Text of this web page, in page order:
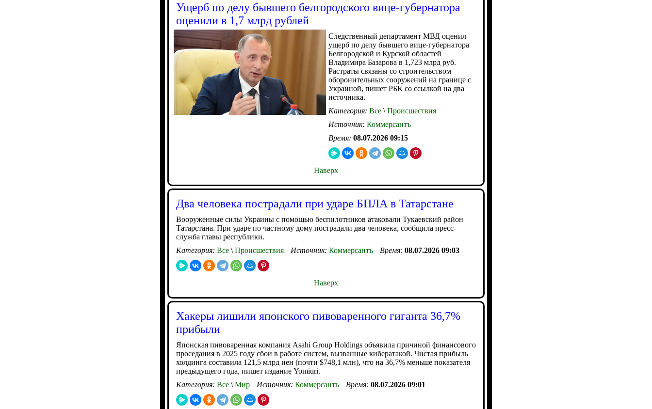
Ущерб по делу бывшего белгородского вице-губернатора
оценили в 1,7 млрд рублей
Следственный департамент МВД оценил
ущерб по делу бывшего вице-губернатора
Белгородской и Курской областей
Владимира Базарова в 1,723 млрд руб.
Растраты связаны со строительством
оборонительных сооружений на границе с
Украиной, пишет РБК со ссылкой на два
источника.
Категория: Все \ Происшествия
Источник: Коммерсантъ
Время: 08.07.2026 09:15
Наверх
Два человека пострадали при ударе БПЛА в Татарстане
Вооруженные силы Украины с помощью беспилотников атаковали Тукаевский район
Татарстана. При ударе по частному дому пострадали два человека, сообщила пресс-
служба главы республики.
Категория: Все \ Происшествия Источник: Коммерсантъ Время: 08.07.2026 09:03
Наверх
Хакеры лишили японского пивоваренного гиганта 36,7%
прибыли
Японская пивоваренная компания Asahi Group Holdings объявила причиной финансового
проседания в 2025 году сбои в работе систем, вызванные кибератакой. Чистая прибыль
холдинга составила 121,5 млрд иен (почти $748,1 млн), что на 36,7% меньше показателя
предыдущего года, пишет издание Yomiuri.
Категория: Все \ Мир Источник: Коммерсантъ Время: 08.07.2026 09:01